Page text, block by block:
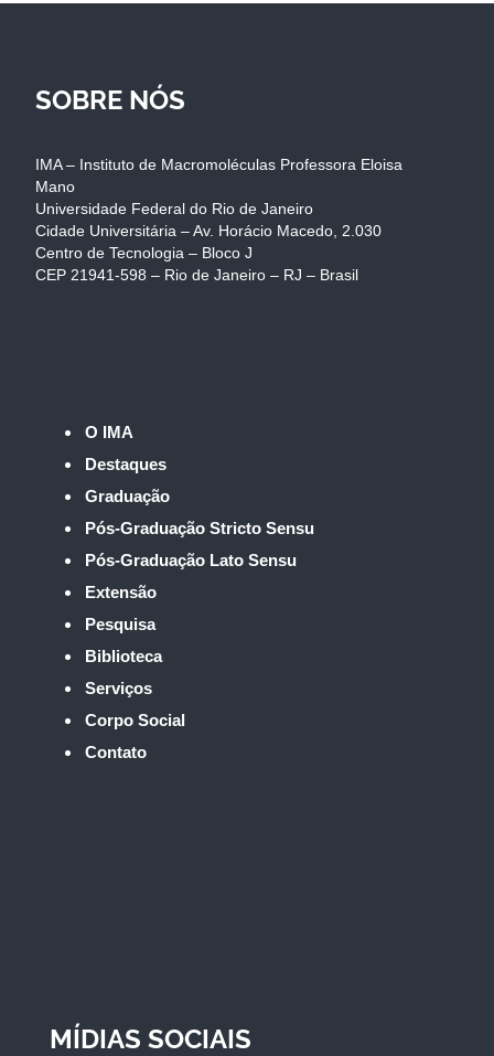
SOBRE NÓS
IMA – Instituto de Macromoléculas Professora Eloisa
Mano
Universidade Federal do Rio de Janeiro
Cidade Universitária – Av. Horácio Macedo, 2.030
Centro de Tecnologia – Bloco J
CEP 21941-598 – Rio de Janeiro – RJ – Brasil
O IMA
Destaques
Graduação
Pós-Graduação Stricto Sensu
Pós-Graduação Lato Sensu
Extensão
Pesquisa
Biblioteca
Serviços
Corpo Social
Contato
MÍDIAS SOCIAIS